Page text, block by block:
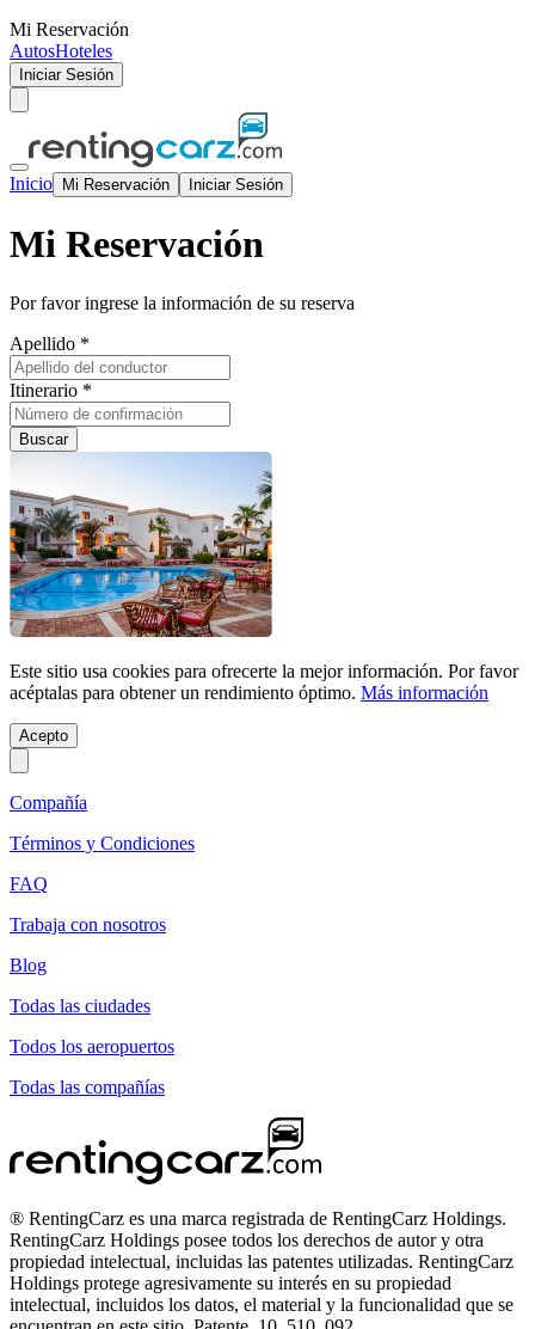
Mi Reservación
AutosHoteles
Iniciar Sesión
Inicio Mi Reservación Iniciar Sesión
Mi Reservación
Por favor ingrese la información de su reserva
Apellido *
Itinerario *
Buscar
Este sitio usa cookies para ofrecerte la mejor información. Por favor
acéptalas para obtener un rendimiento óptimo. Más información
Acepto
Compañía
Términos y Condiciones
FAQ
Trabaja con nosotros
Blog
Todas las ciudades
Todos los aeropuertos
Todas las compañías
® RentingCarz es una marca registrada de RentingCarz Holdings.
RentingCarz Holdings posee todos los derechos de autor y otra
propiedad intelectual, incluidas las patentes utilizadas. RentingCarz
Holdings protege agresivamente su interés en su propiedad
intelectual, incluidos los datos, el material y la funcionalidad que se